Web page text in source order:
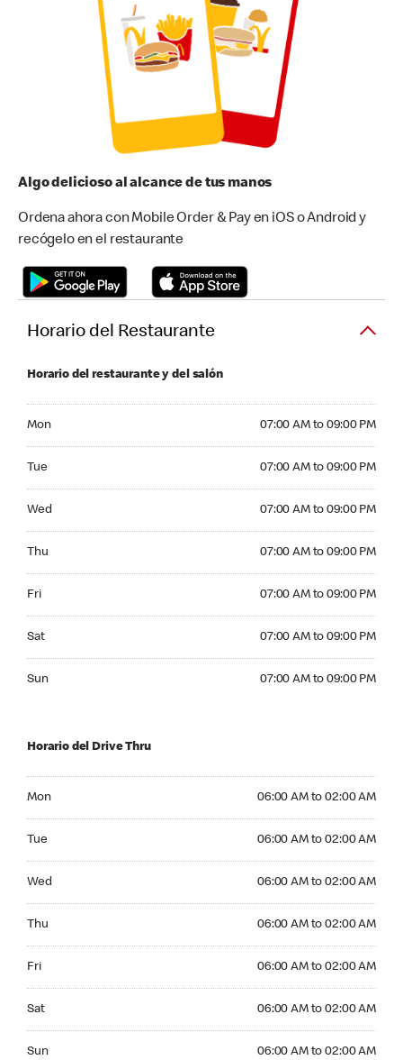
Algo delicioso al alcance de tus manos
Ordena ahora con Mobile Order & Pay en iOS o Android y
recógelo en el restaurante
Horario del Restaurante
Horario del restaurante y del salón
Mon 07:00 AM to 09:00 PM
Tue 07:00 AM to 09:00 PM
Wed 07:00 AM to 09:00 PM
Thu 07:00 AM to 09:00 PM
Fri 07:00 AM to 09:00 PM
Sat 07:00 AM to 09:00 PM
Sun 07:00 AM to 09:00 PM
Horario del Drive Thru
Mon 06:00 AM to 02:00 AM
Tue 06:00 AM to 02:00 AM
Wed 06:00 AM to 02:00 AM
Thu 06:00 AM to 02:00 AM
Fri 06:00 AM to 02:00 AM
Sat 06:00 AM to 02:00 AM
Sun 06:00 AM to 02:00 AM